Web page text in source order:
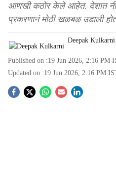
आणखी कठोर केले आहेत. देशात नीट
प्रकरणानं मोठी खळबळ उडाली
Deepak Kulkarni
Published on :19 Jun 2026, 2:16 PM
Updated on :19 Jun 2026, 2:16 PM
S